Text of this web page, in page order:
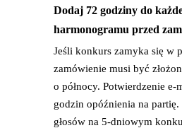
Dodaj 72 godziny do
harmonogramu przed
Jeśli konkurs zamyka się w
zamówienie musi być
o północy. Potwierdzenie e-
godzin opóźnienia na
głosów na 5-dniowym